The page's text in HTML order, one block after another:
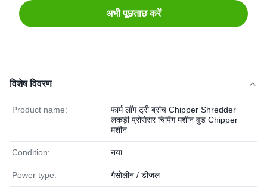
अभी पूछताछ करें
विशेष विवरण
Product name:
फार्म लॉग ट्री ब्रांच Chipper Shredder
लकड़ी प्रोसेसर चिपिंग मशीन वुड Chipper
मशीन
Condition: नया
Power type: गैसोलीन / डीजल